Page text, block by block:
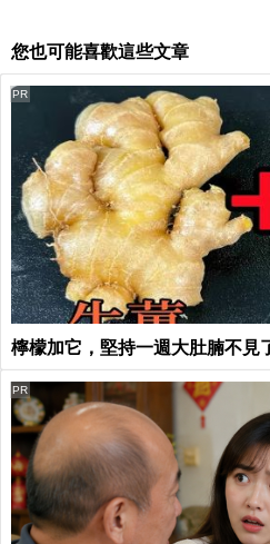
您也可能喜歡這些文章
檸檬加它，堅持一週大肚腩不見
PR
PR